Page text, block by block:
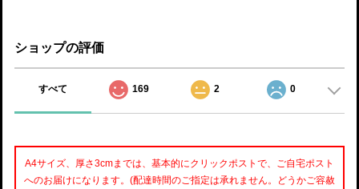
ショップの評価
すべて 169 2 0
A4サイズ、厚さ3cmまでは、基本的にクリックポストで、ご自宅ポスト
へのお届けになります。(配達時間のご指定は承れません。どうかご容赦